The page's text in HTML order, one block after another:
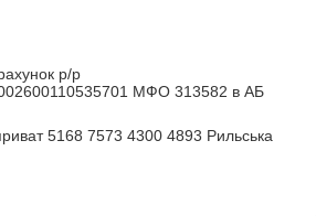
р/р
МФО 313582 в АБ
5168 7573 4300 4893 Рильська